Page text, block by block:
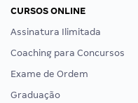
CURSOS ONLINE
Assinatura Ilimitada
Coaching para Concursos
Exame de Ordem
Graduação